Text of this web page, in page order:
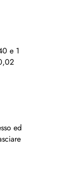
e 1
ed